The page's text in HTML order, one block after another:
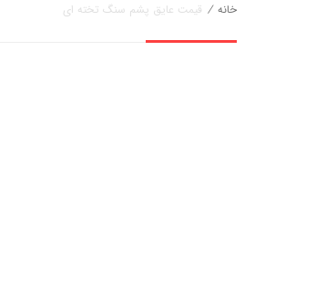
خانه / قیمت عایق پشم سنگ تخته ای